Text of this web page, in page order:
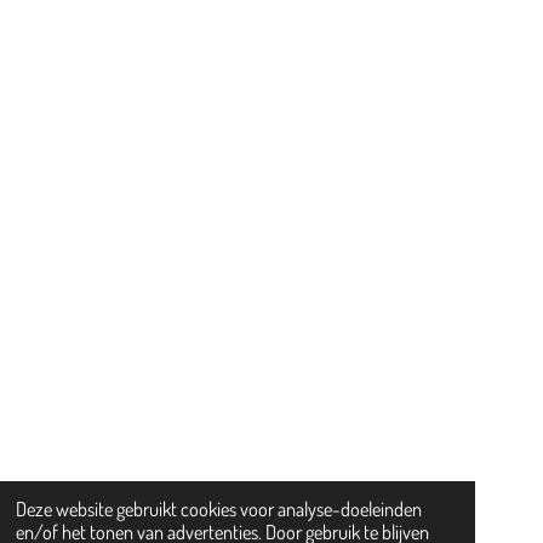
Deze website gebruikt cookies voor analyse-doeleinden
en/of het tonen van advertenties. Door gebruik te blijven